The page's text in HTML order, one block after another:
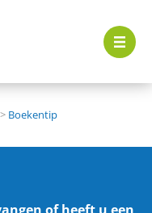
> Boekentip